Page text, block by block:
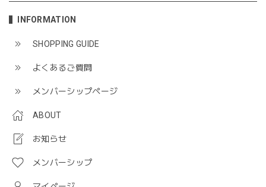
INFORMATION
SHOPPING GUIDE
よくあるご質問
メンバーシップページ
ABOUT
お知らせ
メンバーシップ